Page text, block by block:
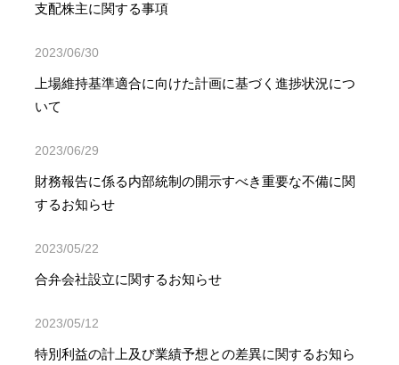
支配株主に関する事項
2023/06/30
上場維持基準適合に向けた計画に基づく進捗状況につ
いて
2023/06/29
財務報告に係る内部統制の開示すべき重要な不備に関
するお知らせ
2023/05/22
合弁会社設立に関するお知らせ
2023/05/12
特別利益の計上及び業績予想との差異に関するお知ら